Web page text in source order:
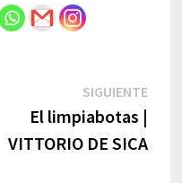
SIGUIENTENext
El limpiabotas |
VITTORIO DE SICA